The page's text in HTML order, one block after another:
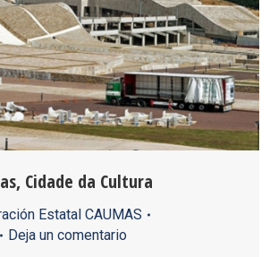
Cidade da Cultura
Estatal CAUMAS
Deja un comentario